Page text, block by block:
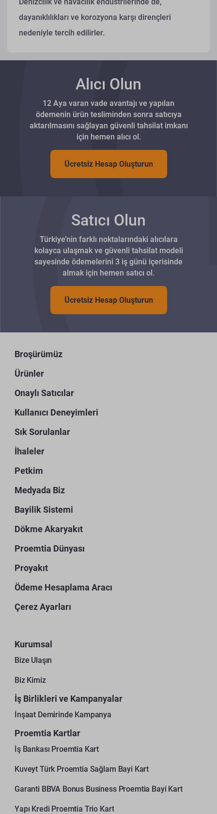
dayanıklılıkları ve korozyona karşı dirençleri
nedeniyle tercih edilirler.
Alıcı Olun
12 Aya varan vade avantajı ve yapılan
ödemenin ürün tesliminden sonra satıcıya
aktarılmasını sağlayan güvenli tahsilat imkanı
için hemen alıcı ol.
Ücretsiz Hesap Oluşturun
Satıcı Olun
Türkiye’nin farklı noktalarındaki alıcılara
kolayca ulaşmak ve güvenli tahsilat modeli
sayesinde ödemelerini 3 iş günü içerisinde
almak için hemen satıcı ol.
Ücretsiz Hesap Oluşturun
Broşürümüz
Ürünler
Onaylı Satıcılar
Kullanıcı Deneyimleri
Sık Sorulanlar
İhaleler
Petkim
Medyada Biz
Bayilik Sistemi
Dökme Akaryakıt
Proemtia Dünyası
Proyakıt
Ödeme Hesaplama Aracı
Çerez Ayarları
Kurumsal
Bize Ulaşın
Biz Kimiz
İş Birlikleri ve Kampanyalar
İnşaat Demirinde Kampanya
Proemtia Kartlar
İş Bankası Proemtia Kart
Kuveyt Türk Proemtia Sağlam Bayi Kart
Garanti BBVA Bonus Business Proemtia Bayi Kart
Yapı Kredi Proemtia Trio Kart